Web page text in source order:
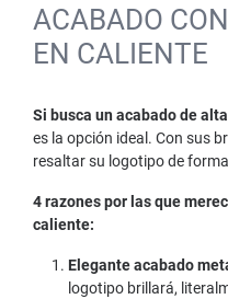
ACABADO
EN CALIENTE
Si busca un acabado de
es la opción ideal. Con sus
resaltar su logotipo de
4 razones por las que
caliente:
Elegante acabado
logotipo brillará,